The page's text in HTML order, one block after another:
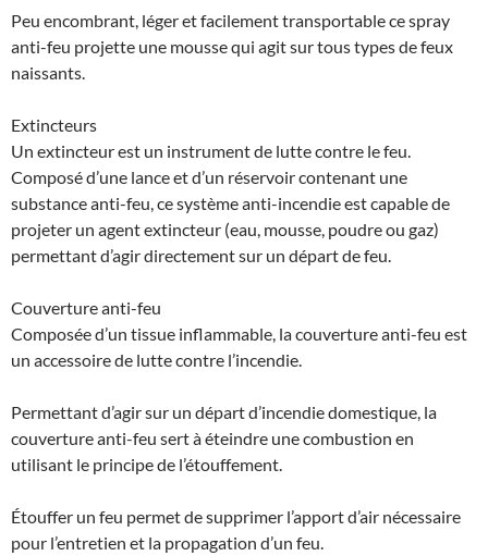
Peu encombrant, léger et facilement transportable ce spray
anti-feu projette une mousse qui agit sur tous types de feux
naissants.
Extincteurs
Un extincteur est un instrument de lutte contre le feu.
Composé d’une lance et d’un réservoir contenant une
substance anti-feu, ce système anti-incendie est capable de
projeter un agent extincteur (eau, mousse, poudre ou gaz)
permettant d’agir directement sur un départ de feu.
Couverture anti-feu
Composée d’un tissue inflammable, la couverture anti-feu est
un accessoire de lutte contre l’incendie.
Permettant d’agir sur un départ d’incendie domestique, la
couverture anti-feu sert à éteindre une combustion en
utilisant le principe de l’étouffement.
Étouffer un feu permet de supprimer l’apport d’air nécessaire
pour l’entretien et la propagation d’un feu.